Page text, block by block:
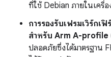
ที่ใช้ Debian ภายในเครื่
การรองรับเฟรมเวิร์กเ
สำหรับ Arm A-profile
ปลอดภัยซึ่งได้มาตรฐาน